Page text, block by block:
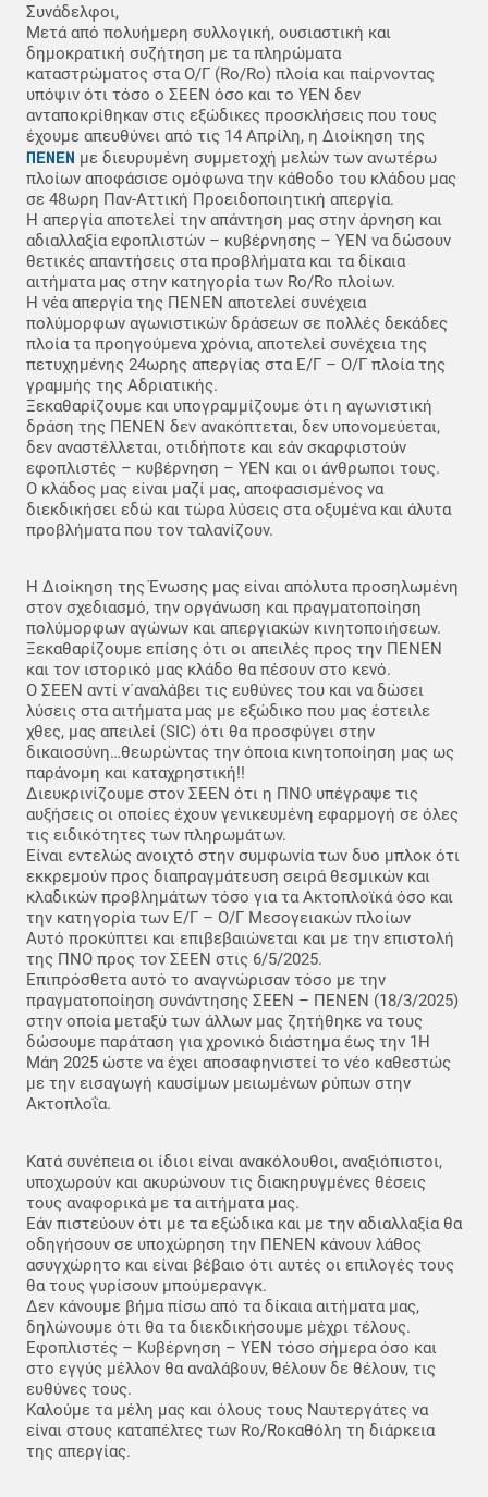
Συνάδελφοι,
Μετά από πολυήμερη συλλογική, ουσιαστική και
δημοκρατική συζήτηση με τα πληρώματα
καταστρώματος στα Ο/Γ (Ro/Ro) πλοία και παίρνοντας
υπόψιν ότι τόσο ο ΣΕΕΝ όσο και το ΥΕΝ δεν
ανταποκρίθηκαν στις εξώδικες προσκλήσεις που τους
έχουμε απευθύνει από τις 14 Απρίλη, η Διοίκηση της
ΠΕΝΕΝ με διευρυμένη συμμετοχή μελών των ανωτέρω
πλοίων αποφάσισε ομόφωνα την κάθοδο του κλάδου μας
σε 48ωρη Παν-Αττική Προειδοποιητική απεργία.
Η απεργία αποτελεί την απάντηση μας στην άρνηση και
αδιαλλαξία εφοπλιστών – κυβέρνησης – ΥΕΝ να δώσουν
θετικές απαντήσεις στα προβλήματα και τα δίκαια
αιτήματα μας στην κατηγορία των Ro/Ro πλοίων.
Η νέα απεργία της ΠΕΝΕΝ αποτελεί συνέχεια
πολύμορφων αγωνιστικών δράσεων σε πολλές δεκάδες
πλοία τα προηγούμενα χρόνια, αποτελεί συνέχεια της
πετυχημένης 24ωρης απεργίας στα Ε/Γ – Ο/Γ πλοία της
γραμμής της Αδριατικής.
Ξεκαθαρίζουμε και υπογραμμίζουμε ότι η αγωνιστική
δράση της ΠΕΝΕΝ δεν ανακόπτεται, δεν υπονομεύεται,
δεν αναστέλλεται, οτιδήποτε και εάν σκαρφιστούν
εφοπλιστές – κυβέρνηση – ΥΕΝ και οι άνθρωποι τους.
Ο κλάδος μας είναι μαζί μας, αποφασισμένος να
διεκδικήσει εδώ και τώρα λύσεις στα οξυμένα και άλυτα
προβλήματα που τον ταλανίζουν.
Η Διοίκηση της Ένωσης μας είναι απόλυτα προσηλωμένη
στον σχεδιασμό, την οργάνωση και πραγματοποίηση
πολύμορφων αγώνων και απεργιακών κινητοποιήσεων.
Ξεκαθαρίζουμε επίσης ότι οι απειλές προς την ΠΕΝΕΝ
και τον ιστορικό μας κλάδο θα πέσουν στο κενό.
Ο ΣΕΕΝ αντί ν΄αναλάβει τις ευθύνες του και να δώσει
λύσεις στα αιτήματα μας με εξώδικο που μας έστειλε
χθες, μας απειλεί (SIC) ότι θα προσφύγει στην
δικαιοσύνη…θεωρώντας την όποια κινητοποίηση μας ως
παράνομη και καταχρηστική!!
Διευκρινίζουμε στον ΣΕΕΝ ότι η ΠΝΟ υπέγραψε τις
αυξήσεις οι οποίες έχουν γενικευμένη εφαρμογή σε όλες
τις ειδικότητες των πληρωμάτων.
Είναι εντελώς ανοιχτό στην συμφωνία των δυο μπλοκ ότι
εκκρεμούν προς διαπραγμάτευση σειρά θεσμικών και
κλαδικών προβλημάτων τόσο για τα Ακτοπλοϊκά όσο και
την κατηγορία των Ε/Γ – Ο/Γ Μεσογειακών πλοίων
Αυτό προκύπτει και επιβεβαιώνεται και με την επιστολή
της ΠΝΟ προς τον ΣΕΕΝ στις 6/5/2025.
Επιπρόσθετα αυτό το αναγνώρισαν τόσο με την
πραγματοποίηση συνάντησης ΣΕΕΝ – ΠΕΝΕΝ (18/3/2025)
στην οποία μεταξύ των άλλων μας ζητήθηκε να τους
δώσουμε παράταση για χρονικό διάστημα έως την 1Η
Μάη 2025 ώστε να έχει αποσαφηνιστεί το νέο καθεστώς
με την εισαγωγή καυσίμων μειωμένων ρύπων στην
Ακτοπλοΐα.
Κατά συνέπεια οι ίδιοι είναι ανακόλουθοι, αναξιόπιστοι,
υποχωρούν και ακυρώνουν τις διακηρυγμένες θέσεις
τους αναφορικά με τα αιτήματα μας.
Εάν πιστεύουν ότι με τα εξώδικα και με την αδιαλλαξία θα
οδηγήσουν σε υποχώρηση την ΠΕΝΕΝ κάνουν λάθος
ασυγχώρητο και είναι βέβαιο ότι αυτές οι επιλογές τους
θα τους γυρίσουν μπούμερανγκ.
Δεν κάνουμε βήμα πίσω από τα δίκαια αιτήματα μας,
δηλώνουμε ότι θα τα διεκδικήσουμε μέχρι τέλους.
Εφοπλιστές – Κυβέρνηση – ΥΕΝ τόσο σήμερα όσο και
στο εγγύς μέλλον θα αναλάβουν, θέλουν δε θέλουν, τις
ευθύνες τους.
Καλούμε τα μέλη μας και όλους τους Ναυτεργάτες να
είναι στους καταπέλτες των Ro/Roκαθόλη τη διάρκεια
της απεργίας.